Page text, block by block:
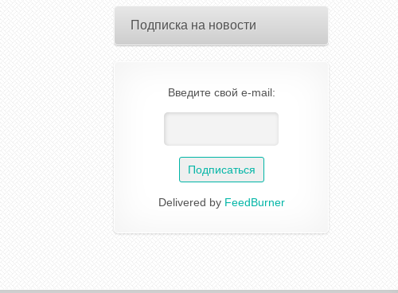
Подписка на новости
Введите свой e-mail:
Delivered by FeedBurner